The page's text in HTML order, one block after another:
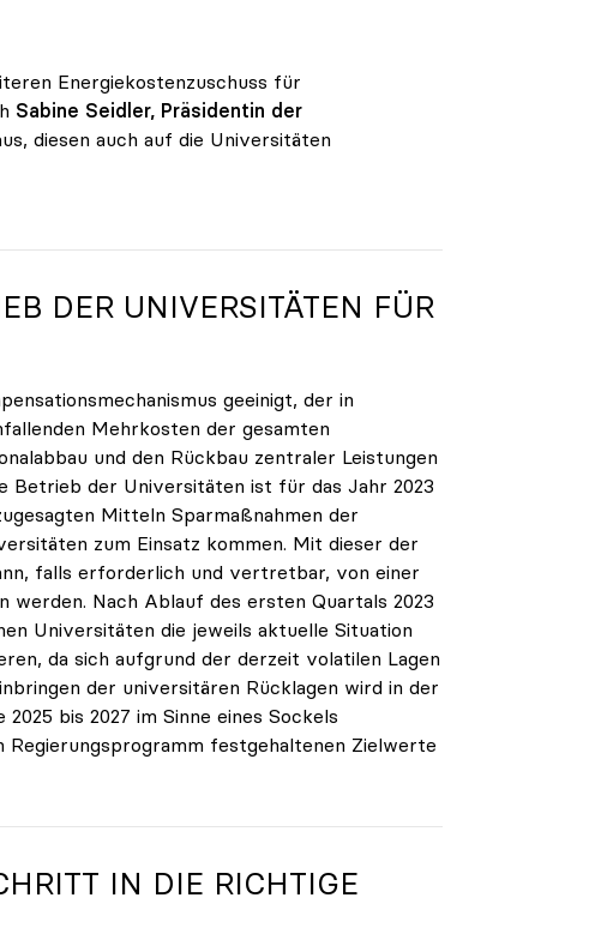
Energiekostenzuschuss für
Sabine Seidler, Präsidentin der
diesen auch auf die Universitäten
DER UNIVERSITÄTEN FÜR
geeinigt, der in
Mehrkosten der gesamten
und den Rückbau zentraler Leistungen
Betrieb der Universitäten ist für das Jahr 2023
Mitteln Sparmaßnahmen der
zum Einsatz kommen. Mit dieser der
falls erforderlich und vertretbar, von einer
werden. Nach Ablauf des ersten Quartals 2023
Universitäten die jeweils aktuelle Situation
da sich aufgrund der derzeit volatilen Lagen
der universitären Rücklagen wird in der
bis 2027 im Sinne eines Sockels
festgehaltenen Zielwerte
IN DIE RICHTIGE